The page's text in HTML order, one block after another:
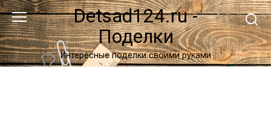
Перейти
к
контенту
Detsad124.ru -
Поделки
Интересные поделки своими руками